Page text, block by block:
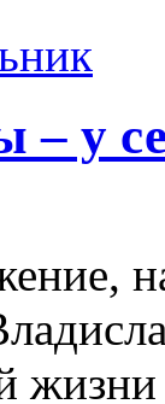
– у